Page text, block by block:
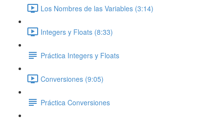
Los Nombres de las Variables (3:14)
Integers y Floats (8:33)
Práctica Integers y Floats
Conversiones (9:05)
Práctica Conversiones